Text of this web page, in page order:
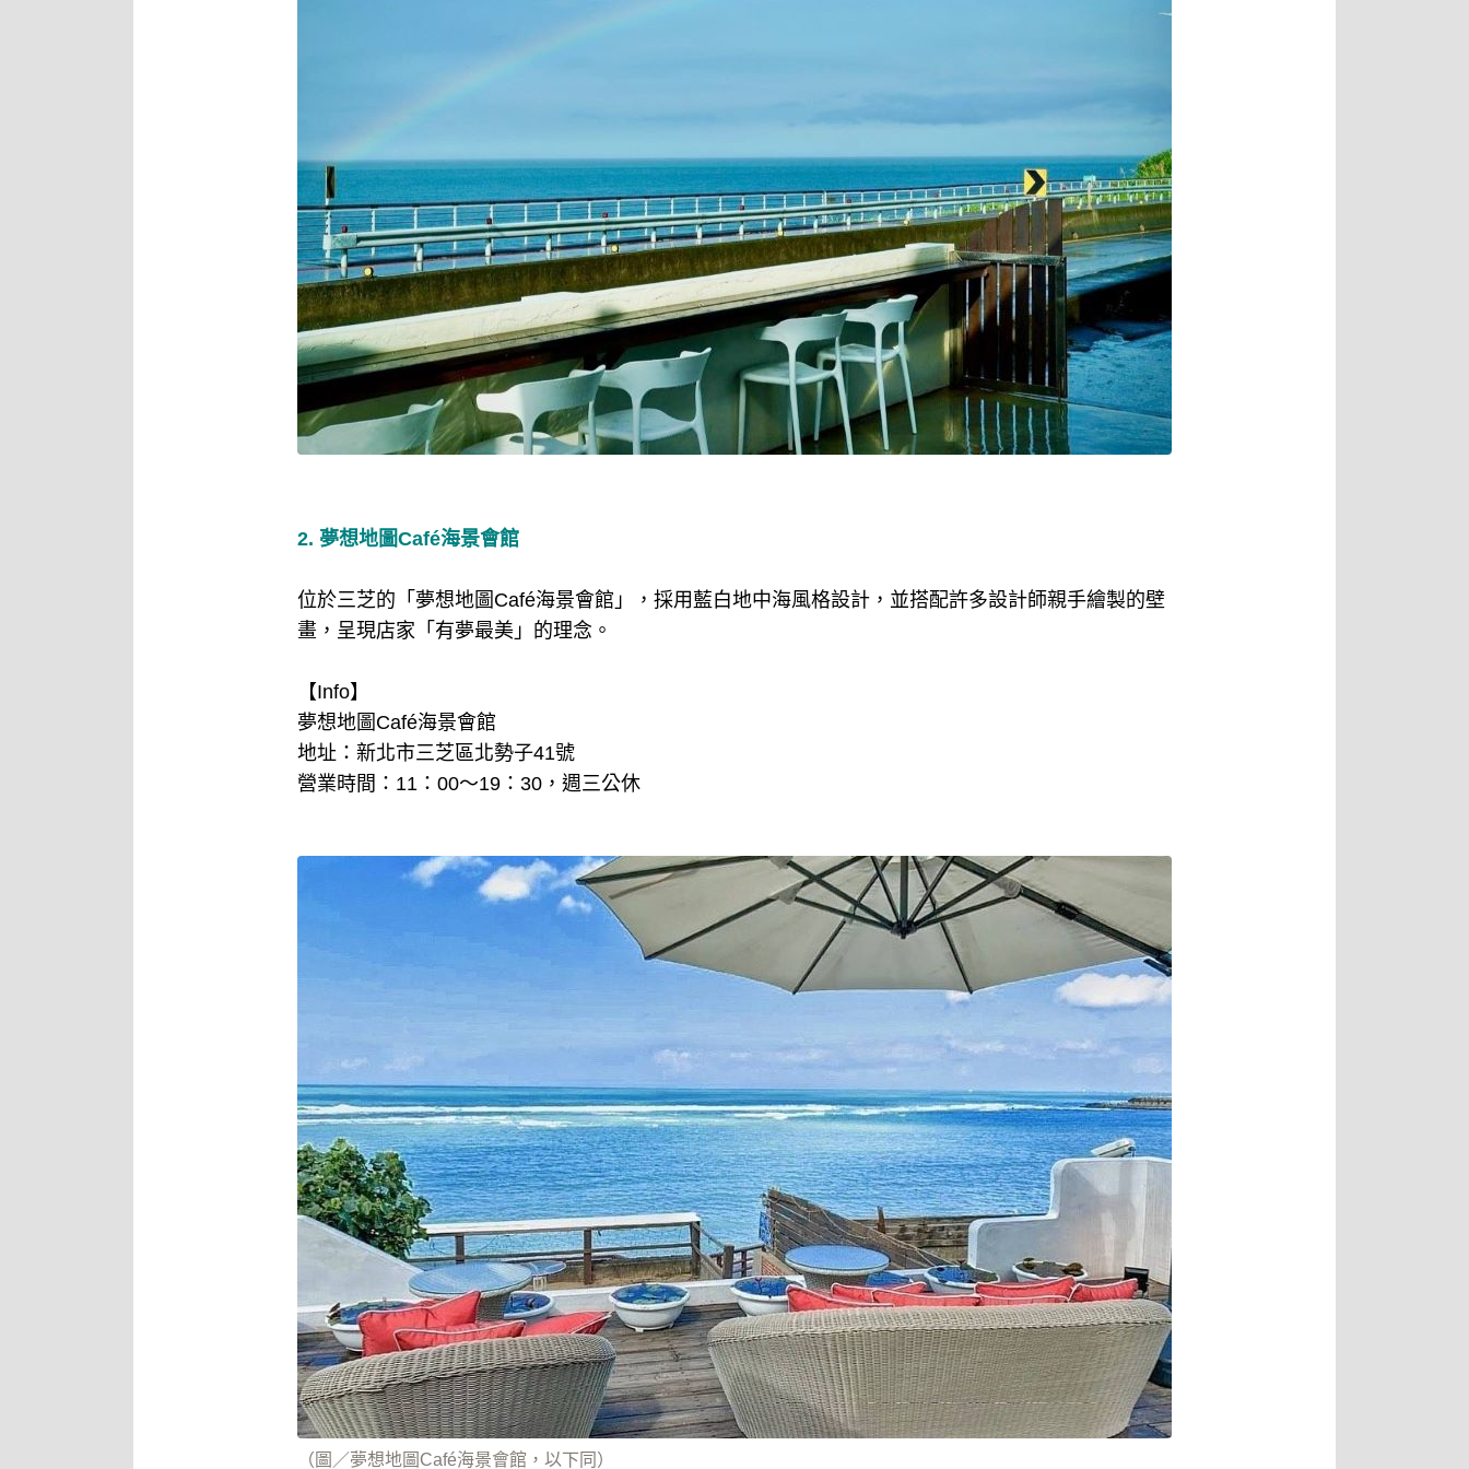
2. 夢想地圖Café海景會館
位於三芝的「夢想地圖Café海景會館」，採用藍白地中海風格設計，並搭配許多設計師親手繪製的壁
畫，呈現店家「有夢最美」的理念。
【Info】
夢想地圖Café海景會館
地址：新北市三芝區北勢子41號
營業時間：11：00～19：30，週三公休
（圖／夢想地圖Café海景會館，以下同）